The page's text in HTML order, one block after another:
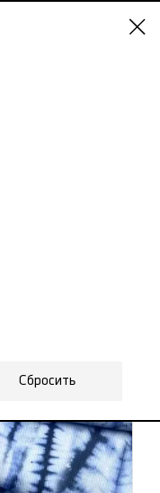
в
Сбросить